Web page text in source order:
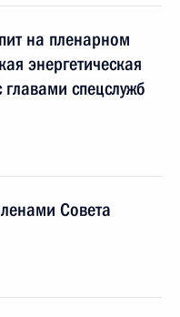
на пленарном
энергетическая
главами спецслужб
Совета